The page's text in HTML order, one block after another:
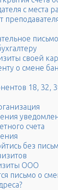
с места
своей
о смене
18, 32,
счета
без
ООО
письмо о